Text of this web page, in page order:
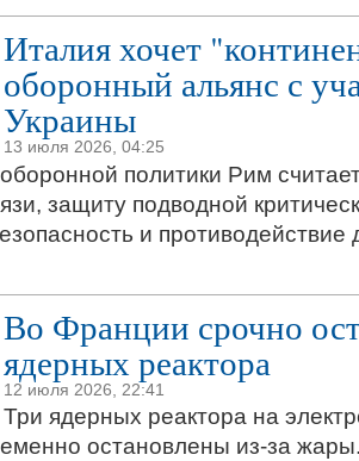
Италия хочет
оборонный альянс с
Украины
13 июля 2026, 04:25
политики Рим
защиту подводной
и
Во Франции срочно
ядерных реактора
12 июля 2026, 22:41
Три ядерных реактора на
остановлены из-за